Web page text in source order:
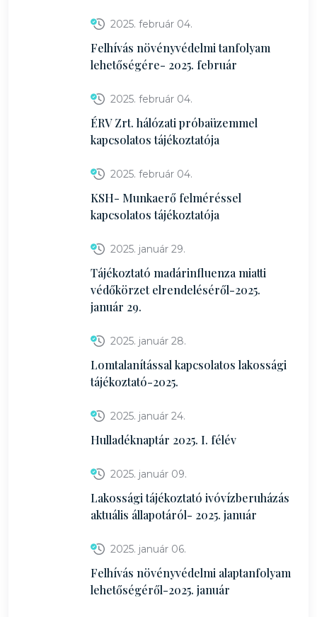
2025. február 04.
Felhívás növényvédelmi tanfolyam
lehetőségére- 2025. február
2025. február 04.
ÉRV Zrt. hálózati próbaüzemmel
kapcsolatos tájékoztatója
2025. február 04.
KSH- Munkaerő felméréssel
kapcsolatos tájékoztatója
2025. január 29.
Tájékoztató madárinfluenza miatti
védőkörzet elrendeléséről-2025.
január 29.
2025. január 28.
Lomtalanítással kapcsolatos lakossági
tájékoztató-2025.
2025. január 24.
Hulladéknaptár 2025. I. félév
2025. január 09.
Lakossági tájékoztató ivóvízberuházás
aktuális állapotáról- 2025. január
2025. január 06.
Felhívás növényvédelmi alaptanfolyam
lehetőségéről-2025. január